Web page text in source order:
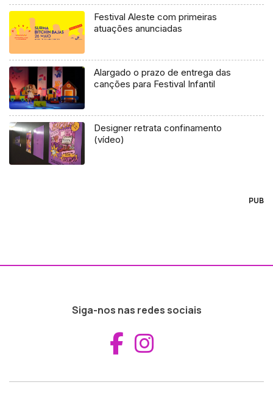
Festival Aleste com primeiras
atuações anunciadas
Alargado o prazo de entrega das
canções para Festival Infantil
Designer retrata confinamento
(vídeo)
PUB
Siga-nos nas redes sociais
Aceder ao